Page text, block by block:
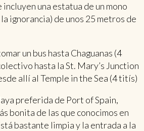
una estatua de un mono
ignorancia) de unos 25 metros de
un bus hasta Chaguanas (4
hasta la St. Mary’s Junction
allí al Temple in the Sea (4 titís)
preferida de Port of Spain,
bonita de las que conocimos en
bastante limpia y la entrada a la